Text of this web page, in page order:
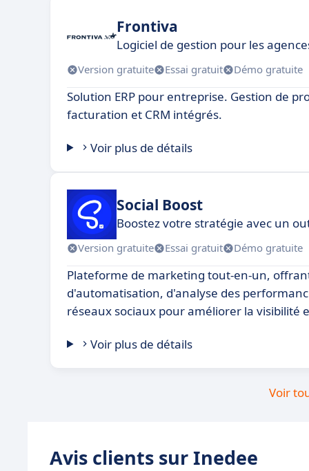
Frontiva
Logiciel de gestion pour les
Version gratuite Essai gratuit Démo gratuite
Solution ERP pour entreprise. Gestion de
facturation et CRM intégrés.
Voir plus de détails
Social Boost
Boostez votre stratégie avec un
Version gratuite Essai gratuit Démo gratuite
Plateforme de marketing tout-en-un,
d'automatisation, d'analyse des
réseaux sociaux pour améliorer la visibilité
Voir plus de détails
Voir
Avis clients sur Inedee